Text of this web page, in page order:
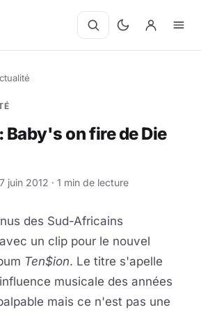
Baby's on fire de Die
7 juin 2012 · 1 min de lecture
des Sud-Africains
un clip pour le nouvel
Ten$ion. Le titre s'apelle
musicale des années
mais ce n'est pas une